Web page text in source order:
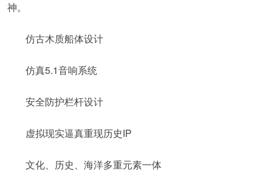
神。
仿古木质船体设计
仿真5.1音响系统
安全防护栏杆设计
虚拟现实逼真重现历史IP
文化、历史、海洋多重元素一体